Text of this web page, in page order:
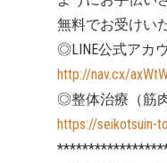
無料でお受けい
◎LINE公式アカ
http://nav.cx/
◎整体治療（筋
https://seikotsuin-